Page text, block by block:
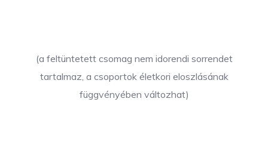
(a feltüntetett csomag nem idorendi sorrendet
tartalmaz, a csoportok életkori eloszlásának
függvényében változhat)